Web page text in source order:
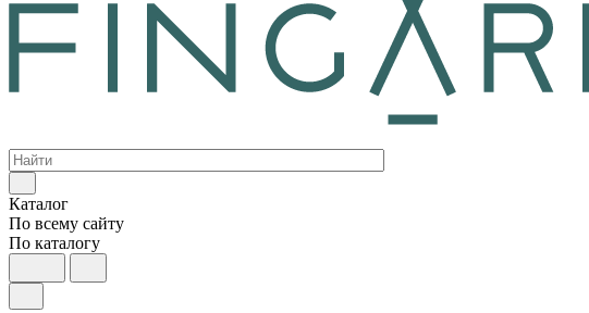
Каталог
По всему сайту
По каталогу